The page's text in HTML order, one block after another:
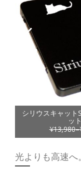
シリウス 互換性保証サービス
1,280
680
(税込)
シリウスキャット
ッ
¥13,980–
光よりも高速へ。